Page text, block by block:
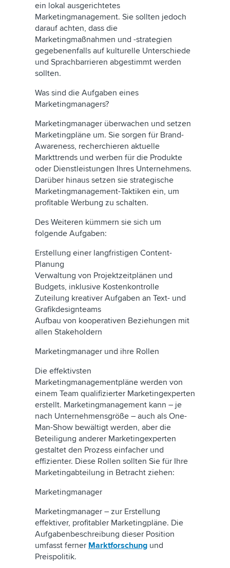
ein lokal ausgerichtetes
Marketingmanagement. Sie sollten jedoch
darauf achten, dass die
Marketingmaßnahmen und -strategien
gegebenenfalls auf kulturelle Unterschiede
und Sprachbarrieren abgestimmt werden
sollten.
Was sind die Aufgaben eines
Marketingmanagers?
Marketingmanager überwachen und setzen
Marketingpläne um. Sie sorgen für Brand-
Awareness, recherchieren aktuelle
Markttrends und werben für die Produkte
oder Dienstleistungen Ihres Unternehmens.
Darüber hinaus setzen sie strategische
Marketingmanagement-Taktiken ein, um
profitable Werbung zu schalten.
Des Weiteren kümmern sie sich um
folgende Aufgaben:
Erstellung einer langfristigen Content-
Planung
Verwaltung von Projektzeitplänen und
Budgets, inklusive Kostenkontrolle
Zuteilung kreativer Aufgaben an Text- und
Grafikdesignteams
Aufbau von kooperativen Beziehungen mit
allen Stakeholdern
Marketingmanager und ihre Rollen
Die effektivsten
Marketingmanagementpläne werden von
einem Team qualifizierter Marketingexperten
erstellt. Marketingmanagement kann – je
nach Unternehmensgröße – auch als One-
Man-Show bewältigt werden, aber die
Beteiligung anderer Marketingexperten
gestaltet den Prozess einfacher und
effizienter. Diese Rollen sollten Sie für Ihre
Marketingabteilung in Betracht ziehen:
Marketingmanager
Marketingmanager – zur Erstellung
effektiver, profitabler Marketingpläne. Die
Aufgabenbeschreibung dieser Position
umfasst ferner Marktforschung und
Preispolitik.